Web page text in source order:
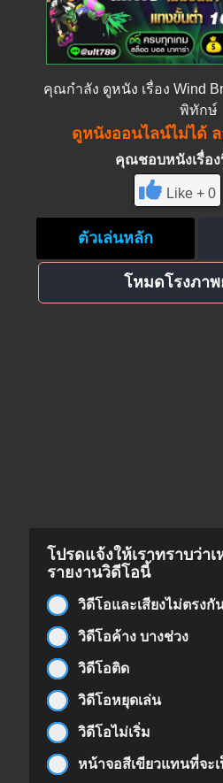
คุณกำลัง ดูหนัง เรื่อง Wind
พิทักษ์
ดูหนังออนไลน์ไม่ได้
คุณชอบหนังเรื่อ
Like + 0
ตัวเล่นหลัก
โหมดโรงภา
โปรดแจ้งให้เราทราบว่า
รายงานวิดีโอนี้
วิดีโอและเสียงไม่ตรงกั
วิดีโอค้าง บางช่วง
วิดีโอติด
วิดีโอหยุดเล่น
วิดีโอไม่เริ่ม
หน้าจอสีเขียวแทนที่จะ